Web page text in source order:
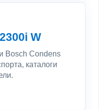
W
Bosch Condens
каталоги